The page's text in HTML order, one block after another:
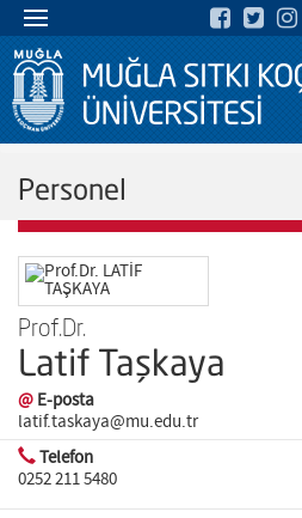
Personel
Prof.Dr.
Latif Taşkaya
@ E-posta
latif.taskaya@mu.edu.tr
Telefon
0252 211 5480